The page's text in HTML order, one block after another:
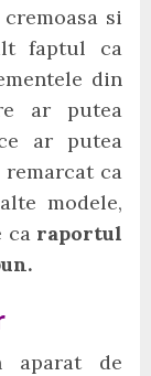
si
faptul ca
din
ar putea
ar putea
ca
modele,
ca raportul
aparat de